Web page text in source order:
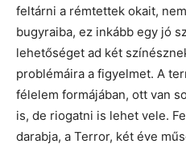
feltárni a rémtettek okait,
bugyraiba, ez inkább egy jó
lehetőséget ad két
problémáira a figyelmet. A
félelem formájában, ott van
is, de riogatni is lehet vele.
darabja, a Terror, két éve